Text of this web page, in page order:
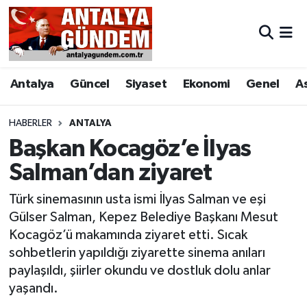
Antalya Güncel Siyaset Ekonomi Genel
HABERLER ANTALYA
Başkan Kocagöz’e İlyas
Salman’dan ziyaret
Türk sinemasının usta ismi İlyas Salman ve eşi
Gülser Salman, Kepez Belediye Başkanı Mesut
Kocagöz’ü makamında ziyaret etti. Sıcak
sohbetlerin yapıldığı ziyarette sinema anıları
paylaşıldı, şiirler okundu ve dostluk dolu anlar
yaşandı.
Antalya
Asayiş
Bilim & Teknoloji
Bölge
EĞİTİM
Antalya Nöbetçi Eczaneler
Antalya Hava Durumu
Antalya Namaz Vakitleri
Antalya Trafik Yoğunluk Haritası
Süper Lig Puan Durumu ve Fikstür
Tüm Manşetler
Son Dakika Haberleri